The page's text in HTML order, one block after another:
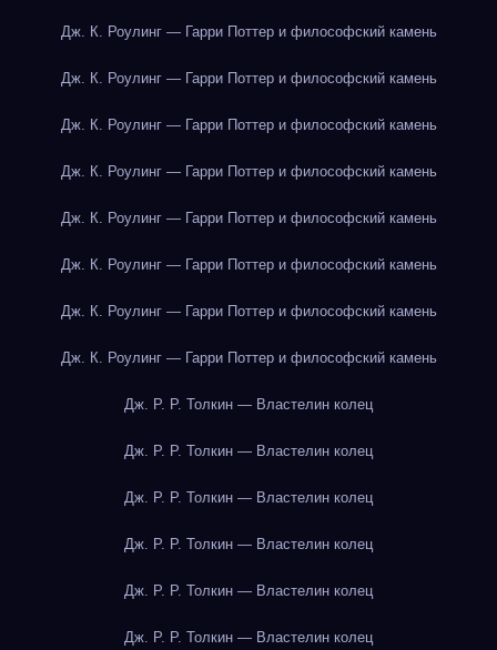
Дж. К. Роулинг — Гарри Поттер и философский камень
Дж. К. Роулинг — Гарри Поттер и философский камень
Дж. К. Роулинг — Гарри Поттер и философский камень
Дж. К. Роулинг — Гарри Поттер и философский камень
Дж. К. Роулинг — Гарри Поттер и философский камень
Дж. К. Роулинг — Гарри Поттер и философский камень
Дж. К. Роулинг — Гарри Поттер и философский камень
Дж. К. Роулинг — Гарри Поттер и философский камень
Дж. Р. Р. Толкин — Властелин колец
Дж. Р. Р. Толкин — Властелин колец
Дж. Р. Р. Толкин — Властелин колец
Дж. Р. Р. Толкин — Властелин колец
Дж. Р. Р. Толкин — Властелин колец
Дж. Р. Р. Толкин — Властелин колец